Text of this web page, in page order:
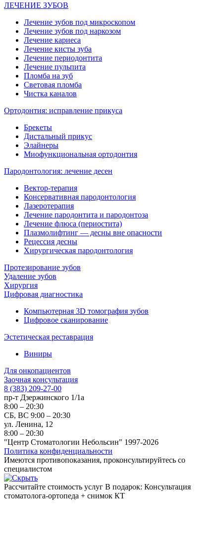
ЛЕЧЕНИЕ ЗУБОВ
Лечение зубов под микроскопом
Лечение зубов под наркозом
Лечение кариеса
Лечение кисты зуба
Лечение периодонтита
Лечение пульпита
Пломба на зуб
Световая пломба
Чистка каналов
Ортодонтия: исправление прикуса
Брекеты
Дистальный прикус
Элайнеры
Миофункциональная ортодонтия
Пародонтология: лечение десен
Вектор-терапия
Консервативная пародонтология
Лазеротерапия
Лечение пародонтита и пародонтоза
Лечение флюса (периостита)
Плазмолифтинг — десны вне опасности
Рецессия десны
Хирургическая пародонтология
Протезирование зубов
Удаление зубов
Хирургия
Цифровая диагностика
Компьютерная 3D томография зубов
Цифровое сканирование
Эстетическая реставрация
Виниры
Для онкопациентов
Заочная консультация
8 (383) 209-27-00
пр-т Дзержинского 1/1а
8:00 – 20:30
СБ, ВС 9:00 – 20:30
ул. Ленина, 12
8:00 – 20:30
"Центр Стоматологии Небольсин" 1997-2026
Политика конфиденциальности
Имеются противопоказания, проконсультируйтесь со
специалистом
Рассчитайте стоимость услуг В подарок: Консультация
стоматолога-ортопеда + снимок КТ